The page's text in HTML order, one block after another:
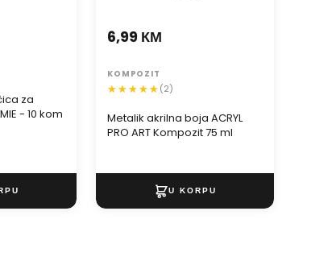
za
- 10 kom
Metalik akrilna boja ACRYL
PRO ART Kompozit 75 ml
6,99 КМ
KOMPOZIT
(2)